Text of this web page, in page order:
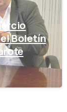
Boletín